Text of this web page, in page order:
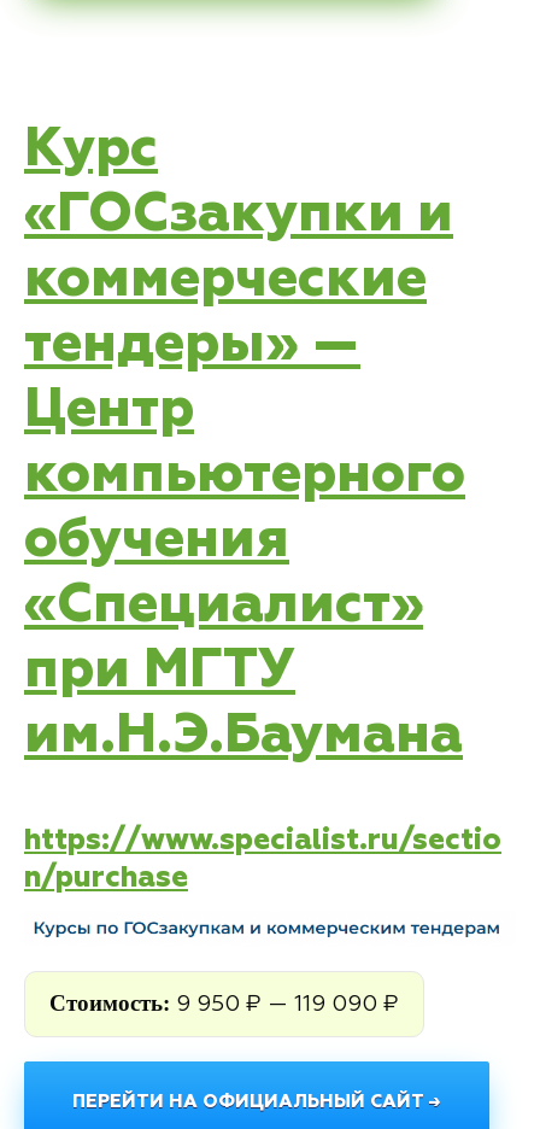
Курс
«ГОСзакупки и
коммерческие
тендеры» —
Центр
компьютерного
обучения
«Специалист»
при МГТУ
им.Н.Э.Баумана
https://www.specialist.ru/sectio
n/purchase
Стоимость: 9 950 ₽ — 119 090 ₽
ПЕРЕЙТИ НА ОФИЦИАЛЬНЫЙ САЙТ →